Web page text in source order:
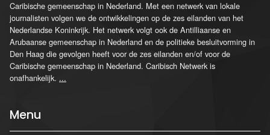
Caribische gemeenschap in Nederland. Met een netwerk van lokale
journalisten volgen we de ontwikkelingen op de zes eilanden van het
Nederlandse Koninkrijk. Het netwerk volgt ook de Antilliaanse en
Arubaanse gemeenschap in Nederland en de politieke besluitvorming in
Den Haag die gevolgen heeft voor de zes eilanden en/of voor de
Caribische gemeenschap in Nederland. Caribisch Netwerk is
onafhankelijk. ...
Menu